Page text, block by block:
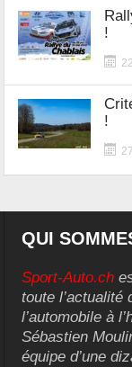
!
!
QUI
Sport-Auto.ch
toute l’actualité
l’automobile à
Sébastien
équipe d’une